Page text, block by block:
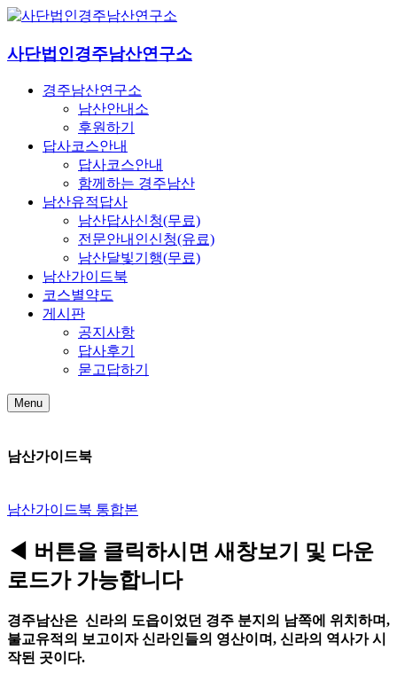
사단법인경주남산연구소
경주남산연구소
남산안내소
후원하기
답사코스안내
답사코스안내
함께하는 경주남산
남산유적답사
남산답사신청(무료)
전문안내인신청(유료)
남산달빛기행(무료)
남산가이드북
코스별약도
게시판
공지사항
답사후기
묻고답하기
Menu
남산가이드북
남산가이드북 통합본
◀ 버튼을 클릭하시면 새창보기 및 다운
로드가 가능합니다
경주남산은 신라의 도읍이었던 경주 분지의 남쪽에 위치하며,
불교유적의 보고이자 신라인들의 영산이며, 신라의 역사가 시
작된 곳이다.